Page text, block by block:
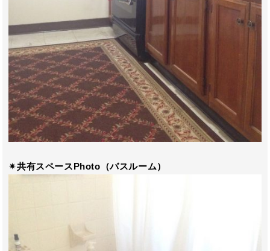
✴︎共有スペースPhoto（バスルーム）